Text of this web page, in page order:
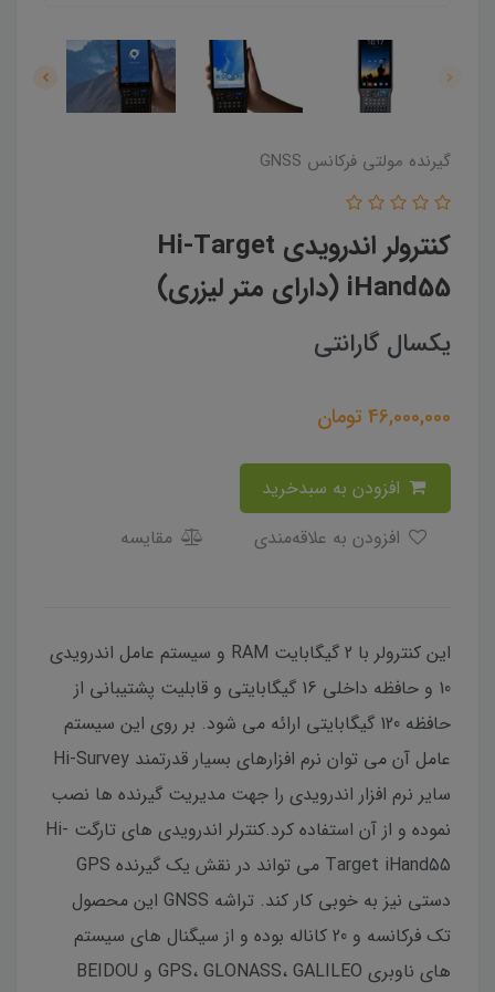
گیرنده مولتی فرکانس GNSS
کنترولر اندرویدی Hi-Target
iHand55 (دارای متر لیزری)
یکسال گارانتی
46,000,000 تومان
مقایسه
این کنترولر با 2 گیگابایت RAM و سیستم عامل اندرویدی
10 و حافظه داخلی 16 گیگابایتی و قابلیت پشتیبانی از
حافظه 120 گیگابایتی ارائه می شود. بر روی این سیستم
عامل آن می توان نرم افزارهای بسیار قدرتمند Hi-Survey
سایر نرم افزار اندرویدی را جهت مدیریت گیرنده ها نصب
نموده و از آن استفاده کرد.کنترلر اندرویدی های تارگت Hi-
Target iHand55 می تواند در نقش یک گیرنده GPS
دستی نیز به خوبی کار کند. تراشه GNSS این محصول
تک فرکانسه و 20 کاناله بوده و از سیگنال های سیستم
های ناوبری GPS، GLONASS، GALILEO و BEIDOU